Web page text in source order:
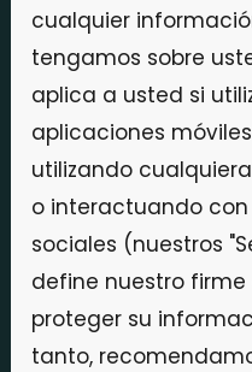
cualquier
tengamos sobre
aplica a usted si
aplicaciones
utilizando
o interactuando
sociales (nuestros
define nuestro
proteger su
tanto,